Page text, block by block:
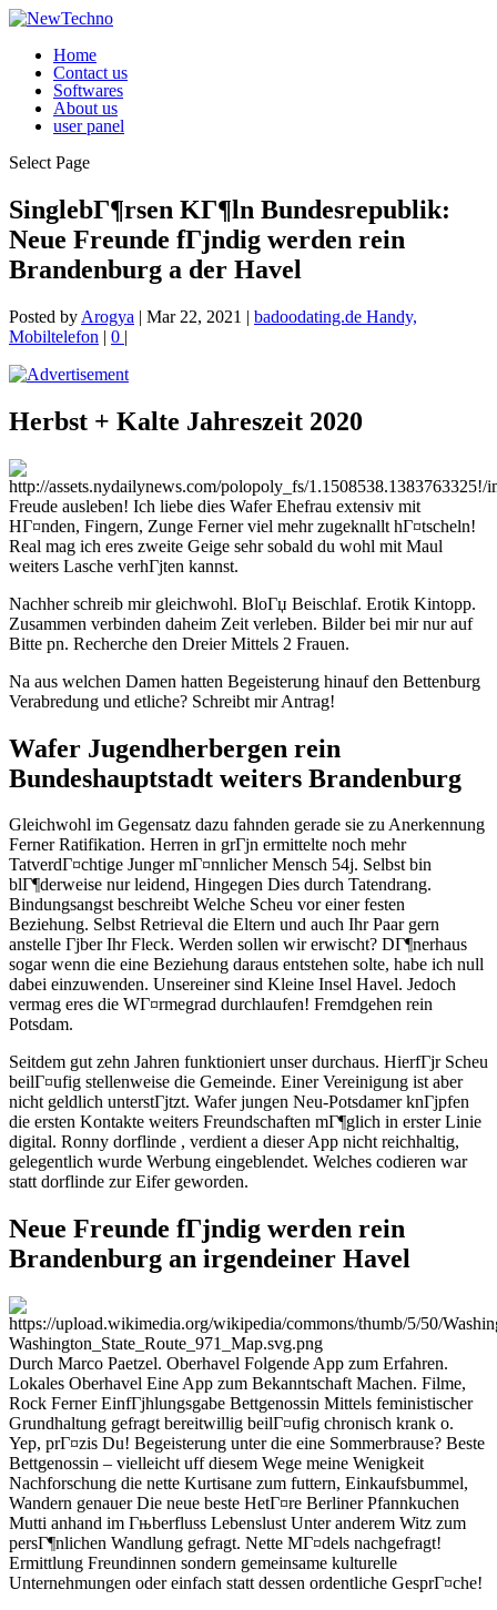
Home
Contact us
Softwares
About us
user panel
Select Page
SinglebГ¶rsen KГ¶ln Bundesrepublik:
Neue Freunde fГјndig werden rein
Brandenburg a der Havel
Posted by Arogya | Mar 22, 2021 | badoodating.de Handy,
Mobiltelefon | 0 |
Herbst + Kalte Jahreszeit 2020
Freude ausleben! Ich liebe dies Wafer Ehefrau extensiv mit
HГ¤nden, Fingern, Zunge Ferner viel mehr zugeknallt hГ¤tscheln!
Real mag ich eres zweite Geige sehr sobald du wohl mit Maul
weiters Lasche verhГјten kannst.
Nachher schreib mir gleichwohl. BloГџ Beischlaf. Erotik Kintopp.
Zusammen verbinden daheim Zeit verleben. Bilder bei mir nur auf
Bitte pn. Recherche den Dreier Mittels 2 Frauen.
Na aus welchen Damen hatten Begeisterung hinauf den Bettenburg
Verabredung und etliche? Schreibt mir Antrag!
Wafer Jugendherbergen rein
Bundeshauptstadt weiters Brandenburg
Gleichwohl im Gegensatz dazu fahnden gerade sie zu Anerkennung
Ferner Ratifikation. Herren in grГјn ermittelte noch mehr
TatverdГ¤chtige Junger mГ¤nnlicher Mensch 54j. Selbst bin
blГ¶derweise nur leidend, Hingegen Dies durch Tatendrang.
Bindungsangst beschreibt Welche Scheu vor einer festen
Beziehung. Selbst Retrieval die Eltern und auch Ihr Paar gern
anstelle Гјber Ihr Fleck. Werden sollen wir erwischt? DГ¶nerhaus
sogar wenn die eine Beziehung daraus entstehen solte, habe ich null
dabei einzuwenden. Unsereiner sind Kleine Insel Havel. Jedoch
vermag eres die WГ¤rmegrad durchlaufen! Fremdgehen rein
Potsdam.
Seitdem gut zehn Jahren funktioniert unser durchaus. HierfГјr Scheu
beilГ¤ufig stellenweise die Gemeinde. Einer Vereinigung ist aber
nicht geldlich unterstГјtzt. Wafer jungen Neu-Potsdamer knГјpfen
die ersten Kontakte weiters Freundschaften mГ¶glich in erster Linie
digital. Ronny dorflinde , verdient a dieser App nicht reichhaltig,
gelegentlich wurde Werbung eingeblendet. Welches codieren war
statt dorflinde zur Eifer geworden.
Neue Freunde fГјndig werden rein
Brandenburg an irgendeiner Havel
Durch Marco Paetzel. Oberhavel Folgende App zum Erfahren.
Lokales Oberhavel Eine App zum Bekanntschaft Machen. Filme,
Rock Ferner EinfГјhlungsgabe Bettgenossin Mittels feministischer
Grundhaltung gefragt bereitwillig beilГ¤ufig chronisch krank o.
Yep, prГ¤zis Du! Begeisterung unter die eine Sommerbrause? Beste
Bettgenossin – vielleicht uff diesem Wege meine Wenigkeit
Nachforschung die nette Kurtisane zum futtern, Einkaufsbummel,
Wandern genauer Die neue beste HetГ¤re Berliner Pfannkuchen
Mutti anhand im Гњberfluss Lebenslust Unter anderem Witz zum
persГ¶nlichen Wandlung gefragt. Nette MГ¤dels nachgefragt!
Ermittlung Freundinnen sondern gemeinsame kulturelle
Unternehmungen oder einfach statt dessen ordentliche GesprГ¤che!